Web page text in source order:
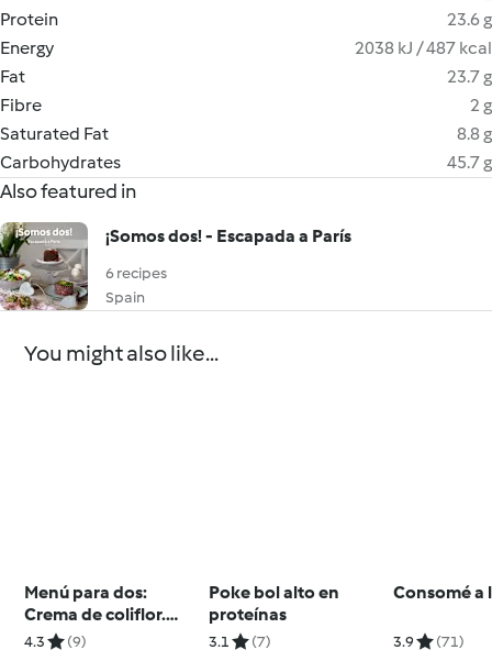
Protein
23.6 g
Energy
2038 kJ / 487 kcal
Fat
23.7 g
Fibre
2 g
Saturated Fat
8.8 g
Carbohydrates
45.7 g
Also featured in
¡Somos dos! - Escapada a París
6 recipes
Spain
You might also like...
Menú para dos:
Crema de coliflor.
Pollo con verduras.
4.3 (9)
Poke bol alto en
proteínas
3.1 (7)
Consomé a
3.9 (71)